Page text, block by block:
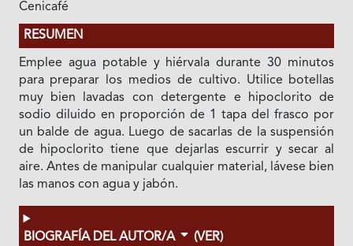
Cenicafé
RESUMEN
Emplee agua potable y hiérvala durante 30 minutos
para preparar los medios de cultivo. Utilice botellas
muy bien lavadas con detergente e hipoclorito de
sodio diluido en proporción de 1 tapa del frasco por
un balde de agua. Luego de sacarlas de la suspensión
de hipoclorito tiene que dejarlas escurrir y secar al
aire. Antes de manipular cualquier material, lávese bien
las manos con agua y jabón.
BIOGRAFÍA DEL AUTOR/A (VER)